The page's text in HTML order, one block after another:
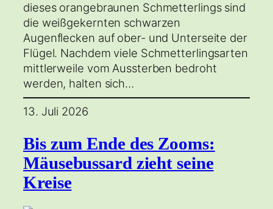
dieses orangebraunen Schmetterlings sind
die weißgekernten schwarzen
Augenflecken auf ober- und Unterseite der
Flügel. Nachdem viele Schmetterlingsarten
mittlerweile vom Aussterben bedroht
werden, halten sich…
13. Juli 2026
Bis zum Ende des Zooms:
Mäusebussard zieht seine
Kreise